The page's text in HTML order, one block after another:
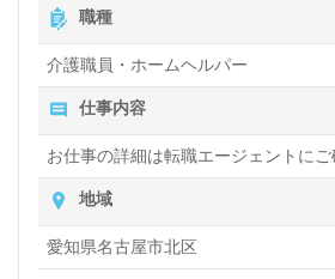
職種
介護職員・ホームヘルパー
仕事内容
お仕事の詳細は転職エージェントに
地域
愛知県名古屋市北区